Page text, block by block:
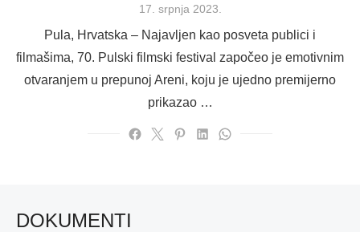
Posted
17. srpnja 2023.
Pula, Hrvatska – Najavljen kao posveta publici i
filmašima, 70. Pulski filmski festival započeo je emotivnim
otvaranjem u prepunoj Areni, koju je ujedno premijerno
prikazao …
DOKUMENTI